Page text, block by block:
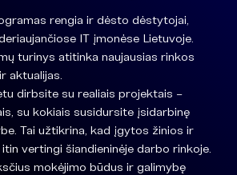
rengia ir dėsto dėstytojai,
IT įmonėse Lietuvoje.
turinys atitinka naujausias rinkos
aktualijas.
dirbsite su realiais projektais –
su kokiais susidursite įsidarbinę
Tai užtikrina, kad įgytos žinios ir
vertingi šiandieninėje darbo rinkoje.
mokėjimo būdus ir galimybę